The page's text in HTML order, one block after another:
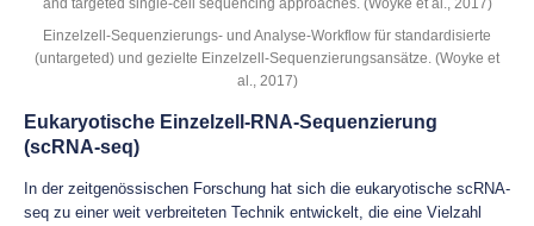
Einzelzell-Sequenzierungs- und Analyse-Workflow für standardisierte
(untargeted) und gezielte Einzelzell-Sequenzierungsansätze. (Woyke et
al., 2017)
Eukaryotische Einzelzell-RNA-Sequenzierung
(scRNA-seq)
In der zeitgenössischen Forschung hat sich die eukaryotische scRNA-
seq zu einer weit verbreiteten Technik entwickelt, die eine Vielzahl